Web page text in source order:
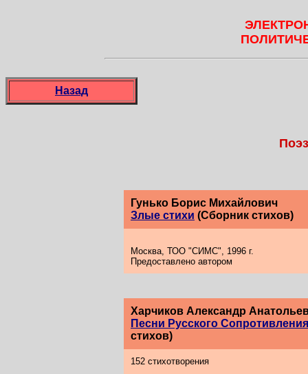
Назад
Гунько Борис Михайлович
Злые стихи (Сборник стихов)
Москва, ТОО "СИМС", 1996 г.
Предоставлено автором
Харчиков Александр
Песни Русского
стихов)
152 стихотворения